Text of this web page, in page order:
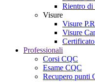
Rientro di
Visure
Visure
Visure
Professionali
Corsi CQC
Esame CQC
Recupero punti